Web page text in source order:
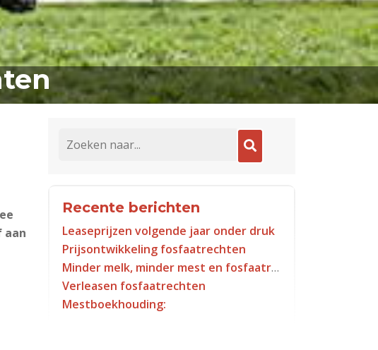
aan
Search for:
Recente berichten
Leaseprijzen volgende jaar onder druk
Prijsontwikkeling fosfaatrechten
Minder melk, minder mest en fosfaatrechten
Verleasen fosfaatrechten
Mestboekhouding: